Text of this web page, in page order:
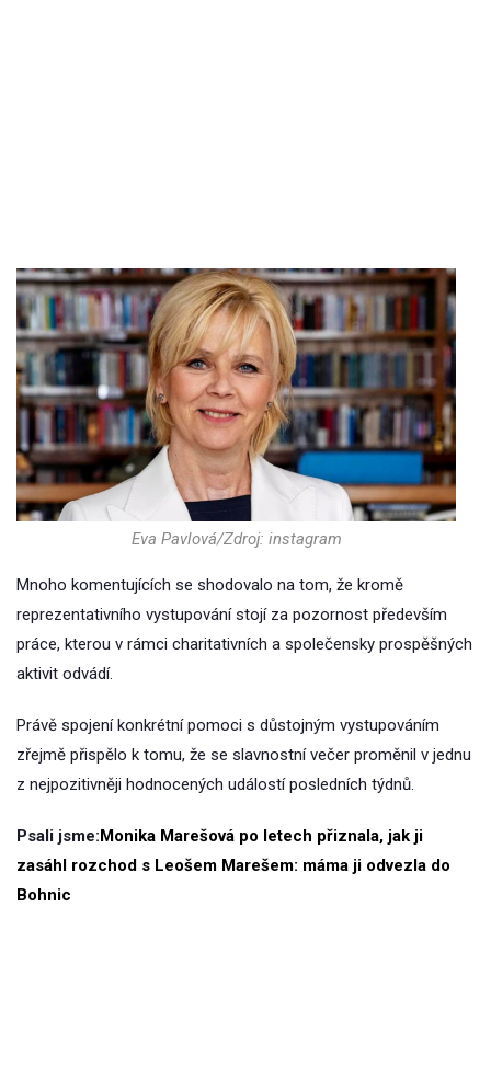
Eva Pavlová/Zdroj: instagram
Mnoho komentujících se shodovalo na tom, že kromě
reprezentativního vystupování stojí za pozornost především
práce, kterou v rámci charitativních a společensky prospěšných
aktivit odvádí.
Právě spojení konkrétní pomoci s důstojným vystupováním
zřejmě přispělo k tomu, že se slavnostní večer proměnil v jednu
z nejpozitivněji hodnocených událostí posledních týdnů.
Psali jsme:Monika Marešová po letech přiznala, jak ji
zasáhl rozchod s Leošem Marešem: máma ji odvezla do
Bohnic